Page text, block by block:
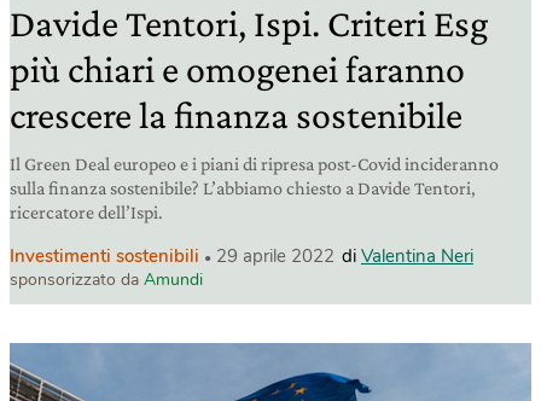
Davide Tentori, Ispi. Criteri Esg
più chiari e omogenei faranno
crescere la finanza sostenibile
Il Green Deal europeo e i piani di ripresa post-Covid incideranno
sulla finanza sostenibile? L’abbiamo chiesto a Davide Tentori,
ricercatore dell’Ispi.
Investimenti sostenibili 29 aprile 2022 di Valentina Neri
sponsorizzato da Amundi